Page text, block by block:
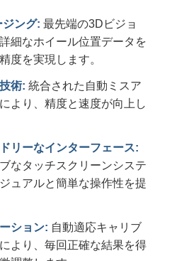
ング: 最先端の3Dビジョ
細なホイール位置データを
度を実現します。
術: 統合された自動ミスア
より、精度と速度が向上し
リーなインターフェース:
なタッチスクリーンシステ
ュアルと簡単な操作性を提
ション: 自動適応キャリブ
より、毎回正確な結果を得